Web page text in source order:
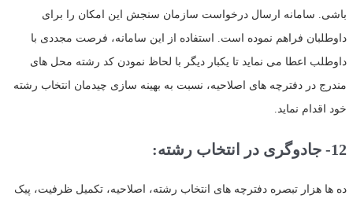
باشی. سامانه ارسال درخواست سازمان سنجش این امکان را برای
داوطلبان فراهم نموده است. استفاده از این سامانه، فرصت مجددی با
داوطلب اعطا می نماید تا یکبار دیگر با لحاظ نمودن کد رشته محل های
مندرج در دفترچه های اصلاحیه، نسبت به بهینه سازی چیدمان انتخاب رشته
خود اقدام نماید.
12- جادوگری در انتخاب رشته:
ده ها هزار تبصره دفترچه های انتخاب رشته، اصلاحیه، تکمیل ظرفیت، پیک